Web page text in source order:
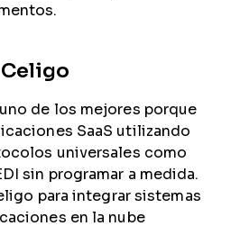
de los mejores porque
SaaS utilizando
universales como
sin programar a medida.
para integrar sistemas
en la nube